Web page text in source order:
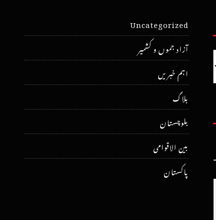
Uncategorized
آزاد جموں و کشمیر
اہم خبریں
بلاگ
بلوچستان
بین الاقوامی
پاکستان